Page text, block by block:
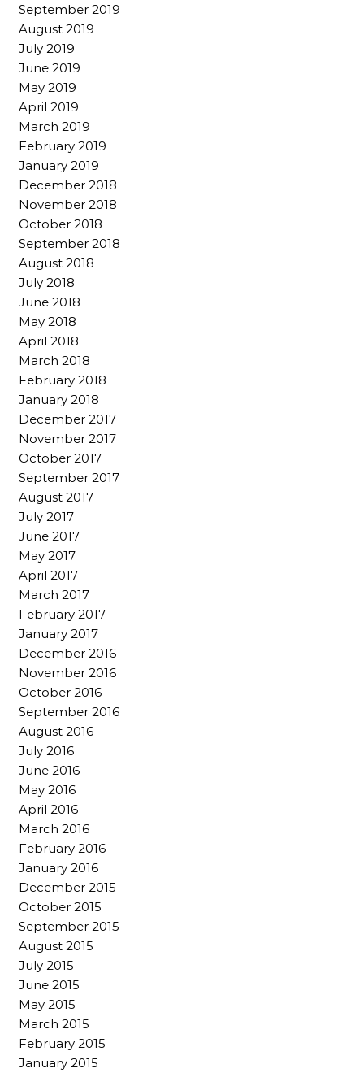
September 2019
August 2019
July 2019
June 2019
May 2019
April 2019
March 2019
February 2019
January 2019
December 2018
November 2018
October 2018
September 2018
August 2018
July 2018
June 2018
May 2018
April 2018
March 2018
February 2018
January 2018
December 2017
November 2017
October 2017
September 2017
August 2017
July 2017
June 2017
May 2017
April 2017
March 2017
February 2017
January 2017
December 2016
November 2016
October 2016
September 2016
August 2016
July 2016
June 2016
May 2016
April 2016
March 2016
February 2016
January 2016
December 2015
October 2015
September 2015
August 2015
July 2015
June 2015
May 2015
March 2015
February 2015
January 2015